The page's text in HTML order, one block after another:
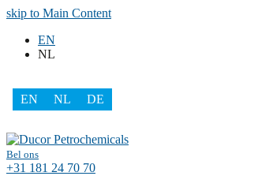
skip to Main Content
EN
NL
EN NL
DE
Bel ons
+31 181 24 70 70